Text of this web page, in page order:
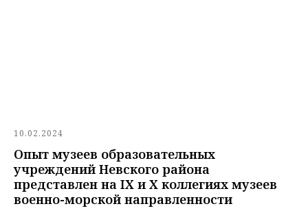
10.02.2024
Опыт музеев образовательных
учреждений Невского района
представлен на IX и X коллегиях музеев
военно-морской направленности